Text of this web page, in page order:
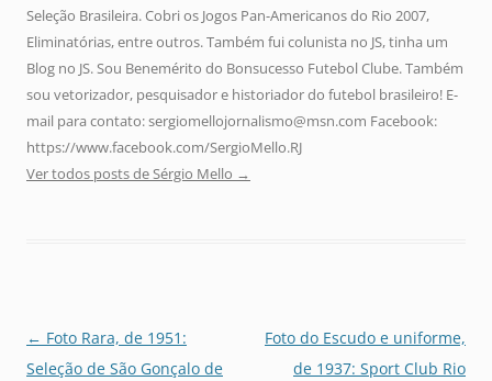
Seleção Brasileira. Cobri os Jogos Pan-Americanos do Rio 2007,
Eliminatórias, entre outros. Também fui colunista no JS, tinha um
Blog no JS. Sou Benemérito do Bonsucesso Futebol Clube. Também
sou vetorizador, pesquisador e historiador do futebol brasileiro! E-
mail para contato: sergiomellojornalismo@msn.com Facebook:
https://www.facebook.com/SergioMello.RJ
Ver todos posts de Sérgio Mello →
Navegação
de
← Foto Rara, de 1951:
Seleção de São Gonçalo de
Foto do Escudo e uniforme,
de 1937: Sport Club Rio